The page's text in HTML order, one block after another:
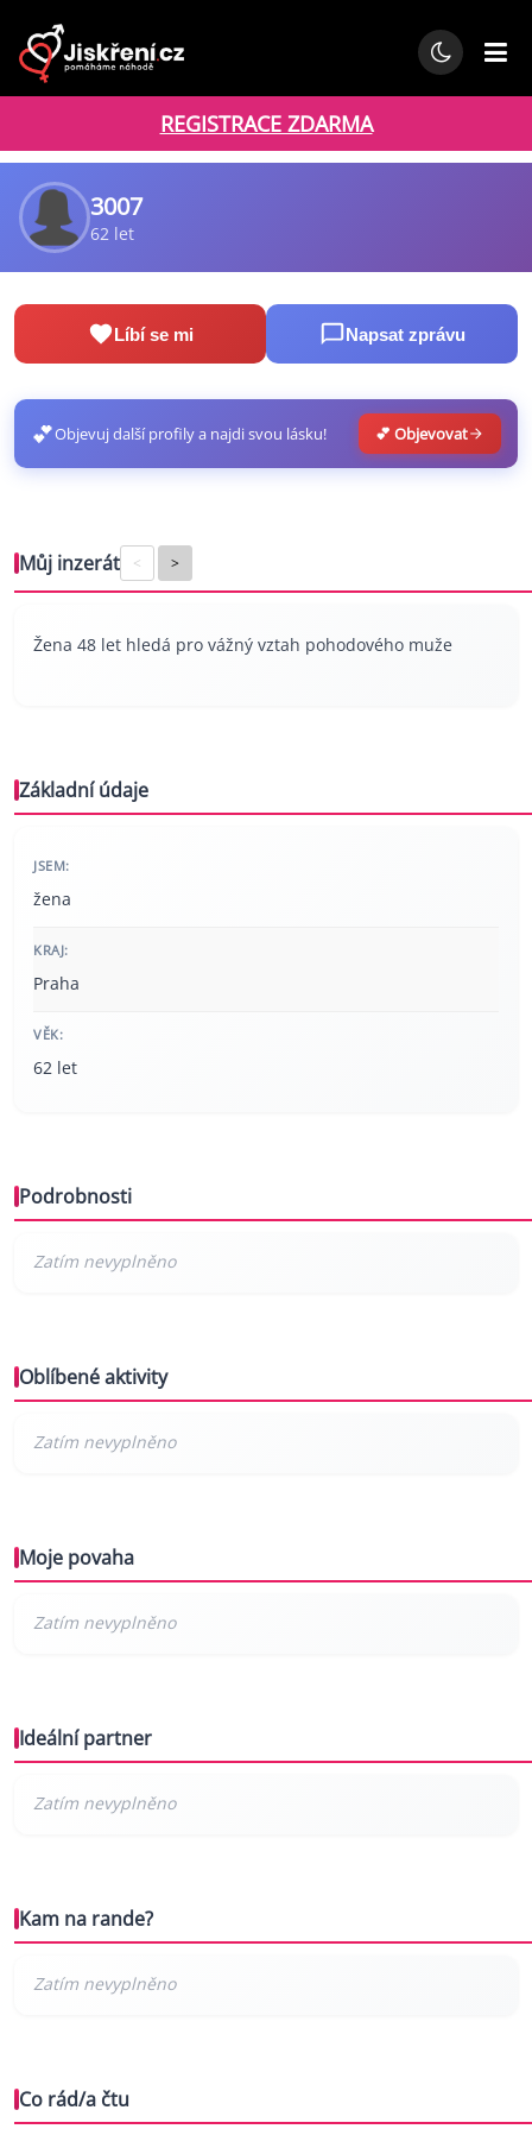
REGISTRACE ZDARMA
3007
62 let
Líbí se mi Napsat zprávu
💕Objevuj další profily a najdi svou lásku! 💕 Objevovat
Můj inzerát < >
Žena 48 let hledá pro vážný vztah pohodového muže
Základní údaje
JSEM:
žena
KRAJ:
Praha
VĚK:
62 let
Podrobnosti
Oblíbené aktivity
Moje povaha
Ideální partner
Kam na rande?
Co rád/a čtu